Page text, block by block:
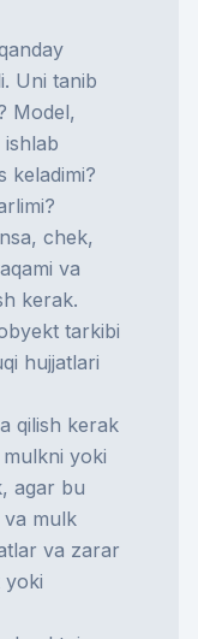
Uni tanib
Model,
keladimi?
chek,
va
kerak.
tarkibi
hujjatlari
qilish kerak
yoki
agar bu
va mulk
va zarar
yoki